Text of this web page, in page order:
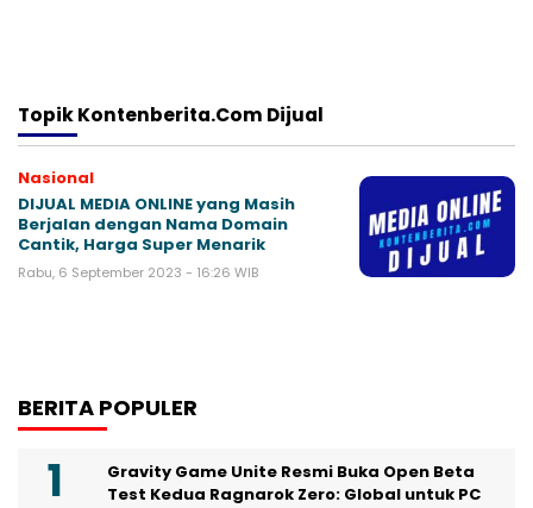
TopikKontenberita.com Dijual
Nasional
DIJUAL MEDIA ONLINE yang Masih
Berjalan dengan Nama Domain
Cantik, Harga Super Menarik
Rabu, 6 September 2023 - 16:26 WIB
BERITA POPULER
Gravity Game Unite Resmi Buka Open Beta
Test Kedua Ragnarok Zero: Global untuk PC